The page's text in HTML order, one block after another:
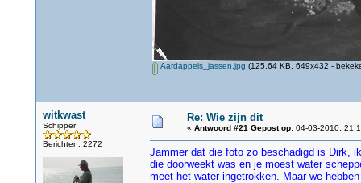
Aardappels_jassen.jpg (125.64 KB, 649x432 -
witkwast
Schipper
Berichten: 2272
Re: Wie zijn dit
« Antwoord #21 Gepost op:04-03-2010,
Jammer dat die foto zo beschadigd is Dirk,
die doorweekt was en je moest water
meet het water ingetrokken. Maar we